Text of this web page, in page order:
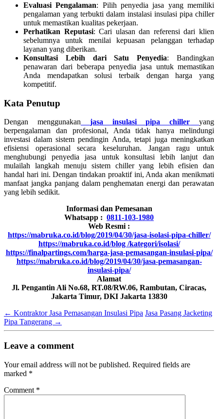
Evaluasi Pengalaman: Pilih penyedia jasa yang memiliki
pengalaman yang terbukti dalam instalasi insulasi pipa chiller
untuk memastikan kualitas pekerjaan.
Perhatikan Reputasi: Cari ulasan dan referensi dari klien
sebelumnya untuk menilai kepuasan pelanggan terhadap
layanan yang diberikan.
Konsultasi Lebih dari Satu Penyedia: Bandingkan
penawaran dari beberapa penyedia jasa untuk memastikan
Anda mendapatkan solusi terbaik dengan harga yang
kompetitif.
Kata Penutup
Dengan menggunakan jasa insulasi pipa chiller
yang
berpengalaman dan profesional, Anda tidak hanya melindungi
investasi dalam sistem pendingin Anda, tetapi juga meningkatkan
efisiensi operasional secara keseluruhan. Jangan ragu untuk
menghubungi penyedia jasa untuk konsultasi lebih lanjut dan
mulailah langkah menuju sistem chiller yang lebih efisien dan
handal hari ini. Dengan tindakan proaktif ini, Anda akan menikmati
manfaat jangka panjang dalam penghematan energi dan perawatan
yang lebih sedikit.
Informasi dan Pemesanan
Whatsapp : 0811-103-1980
Web Resmi :
https://mabruka.co.id/blog/2019/04/30/jasa-isolasi-pipa-chiller/
https://mabruka.co.id/blog /kategori/isolasi/
https://finalpartings.com/harga-jasa-pemasangan-insulasi-pipa/
https://mabruka.co.id/blog/2019/04/30/jasa-pemasangan-
insulasi-pipa/
Alamat
Jl. Pengantin Ali No.68, RT.08/RW.06, Rambutan, Ciracas,
Jakarta Timur, DKI Jakarta 13830
← Kontraktor Jasa Pemasangan Insulasi Pipa Jasa Pasang Jacketing
Pipa Tangerang →
Leave a comment
Your email address will not be published. Required fields are
marked *
Comment *